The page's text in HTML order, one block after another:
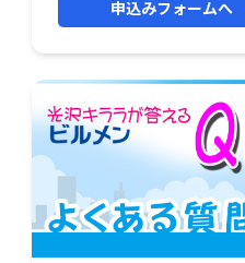
申込みフォームへ